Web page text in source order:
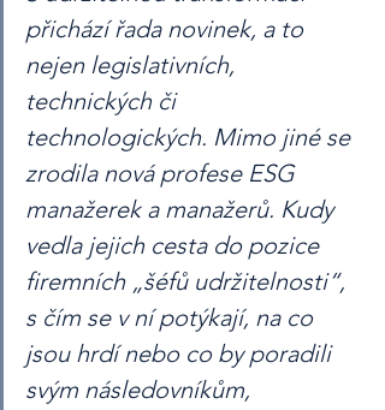
přichází řada novinek, a to
nejen legislativních,
technických či
technologických. Mimo jiné se
zrodila nová profese ESG
manažerek a manažerů. Kudy
vedla jejich cesta do pozice
firemních „šéfů udržitelnosti“,
s čím se v ní potýkají, na co
jsou hrdí nebo co by poradili
svým následovníkům,